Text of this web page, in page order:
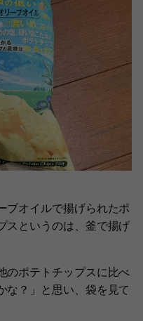
ブオイルで揚げられたポ
スというのは、釜で揚げ
のポテトチップスに比べ
な？」と思い、袋を見て